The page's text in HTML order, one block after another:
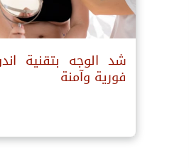
شد الوجه بتقنية
فورية وآمنة